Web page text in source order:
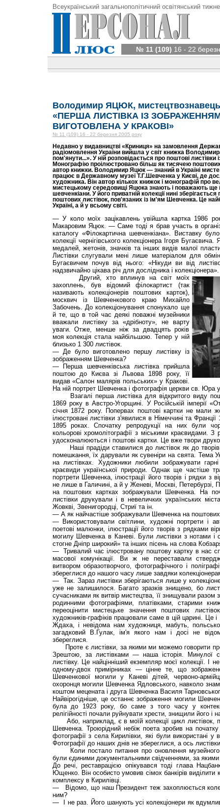
Всеукраїнський загальнополітичний освітянський
№ 11 (109) 16 - 22
Володимир ЯЦЮК,
«ПЕРША ЛИСТІВКА ІЗ
ВИГОТОВЛЕНА У КРАКОВІ»
№ 11 (109) 16 - 22 березня 2005 року
Недавно у видавництві «Криниця» на замовлення
радіомовлення України вийшла у світ книжка
пом'янути...». У ній розповідається про поштові
Монографію проілюстровано більш як тисячею поштових
автор книжки. Володимир Яцюк — знаний в Україні
працює в Державному музеї Т.Г.Шевченка у Києві, де
художника. Він автор кількох книжок і монографій про
мистецькому середовищі Яцюка знають і поважають ще й
шевченкіани. У його приватній колекції нині
поштових листівок, пов'язаних із ім'ям Шевченка. Це
Україні, а й у всьому світі.
— У коло моїх зацікавлень увійшла картка 1986
Макаровим Яцюк. — Саме тоді я брав участь в
каталогу «Філокартична шевченкіана». Виставку
колекції чернігівського колекціонера Ігоря
медалей, жетонів, значків та інших видів малої
Листівки слугували мені лише матеріалом для
Бугаєвичем почув від нього: «Нікуди ви від
надзвичайно цікава річ для дослідника і колекціонера».
Другий, хто вплинув на світ моїх
захоплень, був відомий філокартист (так
називають колекціонерів поштових карток),
москвич із Шевченкового краю Михайло
Забочень. До колекціонування спонукало ще
й те, що в той час деякі поважні музейники
вважали листівку за «дрібноту», не варту
уваги. Отже, менше ніж за двадцять років
моя колекція стала найбільшою. Тепер у ній
близько 1 300 листівок.
— Де було виготовлено першу листівку із
зображенням Шевченка?
— Перша шевченківська листівка прийшла
поштою до Києва зі Львова 1898 року, її
видав «Салон малярів польських» у Кракові.
На ній портрет Шевченка і фотографія церкви св. Юра
Взагалі перша листівка для відкритого виду
1869 року в Австро-Угорщині. У Російській імперії
січня 1872 року. Попервах поштові картки не мали
ілюстровані листівки з'явилися в Німеччині та
1895 роках. Спочатку репродукції на них були
кольорові хромолітографії з міськими краєвидами. З
удосконалюються і поштові картки. Це вже твори
Наші прадіди ставилися до листівок як до
помешкання, їх дарували як сувеніри на свята. Тема
на листівках. Художники любили зображувати гарні
краєвиди української природи. Однак ще частіше
портрети Шевченка, ілюстрації його творів і рядки з
не лише в Галичині, а й у Женеві, Москві, Петербурзі,
на поштових картках зображували Шевченка. На
листівки друкували і в невеличких українських
Жовкві, Звенигородці, Стриї та ін.
— А як найчастіше зображували Шевченка на поштових
— Використовували світлини, художні портрети і
поетові малюнки, ілюстрації його творів з рядками
могилу Шевченка в Каневі. Були листівки з нотами і
стогне Дніпр широкий» та інших пісень на слова
— Тривалий час ілюстровану поштову картку в нас
масової комунікації. Ви ж не переставали
витвором образотворчого, фотографічного і
збереглися до нашого часу лише завдяки
— Так. Зараз листівки зберігаються лише у
уже не залишилося. Багато зразків знищено, бо
сучасниками як витвір мистецтва, її знищували
родинними фотографіями, платівками, старими
переоцінити мистецьке значення поштових
художників-графіків працювали саме в цій царині. Це
Ждаха, і невідома нам художниця, мабуть,
загадковий В.Гулак, ім'я якого нам і досі не
збереглися.
Проте є листівки, за якими ми можемо говорити про
Зрештою, за листівками — наша історія. Минулої
листівку. Це найцінніший екземпляр моєї колекції. І
одному-двох примірниках — цінне те, що
Шевченкової могили у Каневі дітей, червоно-
охоронця могили Шевченка Ядловського, навколо
коштом мецената і друга Шевченка Василя
Найвірогідніше, це останнє зображення могили
була до 1923 року, бо саме з того часу у
релігійності почали руйнувати хрести, знищили його і
Або, наприклад, є в моїй колекції цикл листівок,
Шевченка. Троюрідний небіж поета зробив на початку
фотографії з села Кирилівки, які були використані у
Фотографії до наших днів не збереглися, а ось
Коли постало питання про оновлення музейного
були єдиними документальними свідченнями, за
До речі, реставрацією опікувався тоді глава
Ющенко. Він особисто умовив сімох банкірів
комплексу в Кирилівці.
— Відомо, що наш Президент теж захоплюється
ним?
— І не раз. Його шанують усі колекціонери як